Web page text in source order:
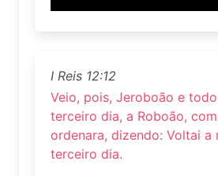
I Reis 12:12
Veio, pois, Jeroboão e
terceiro dia, a Roboão,
ordenara, dizendo: Voltai a
terceiro dia.